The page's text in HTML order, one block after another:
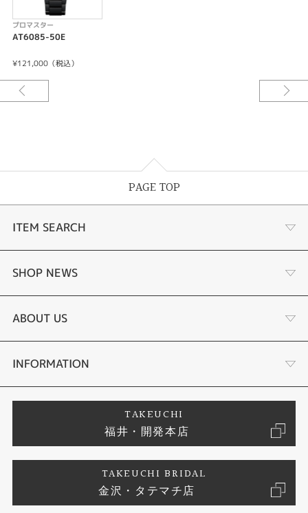
＜機能特長＞
-充電警告機能
-過充電防止機能
-フル充電時約1年可動(パワーセーブ作動時)
-定時受信機能
-強制受信機能
-パーフェックス(JIS1種耐磁、衝撃検知機能、針自動補正機能)
プロマスター
AT6085-50E
¥121,000（税込）
PAGE TOP
ITEM SEARCH
婚約指輪
結婚指輪
セットリング
婚約ネックレス
エタニティリング
SHOP NEWS
ふくい時計宝石修理研究所
タケウチのこだわり
プロポーズサポート
ブランドリスト
ジュエリーリフォーム
ABOUT US
会社概要
お客様の声
INFORMATION
プライバシーポリシー
TAKEUCHI
福井・開発本店
TAKEUCHI BRIDAL
金沢・タテマチ店